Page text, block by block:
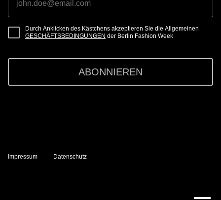
Durch Anklicken des Kästchens akzeptieren Sie die Allgemeinen
GESCHÄFTSBEDINGUNGEN der Berlin Fashion Week
ABONNIEREN
Impressum Datenschutz